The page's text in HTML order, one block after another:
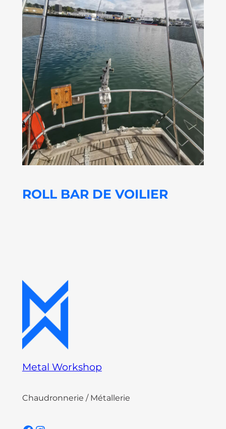
ROLL BAR DE VOILIER
Metal Workshop
Chaudronnerie / Métallerie